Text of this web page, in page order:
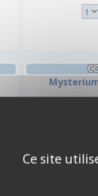
Ce site